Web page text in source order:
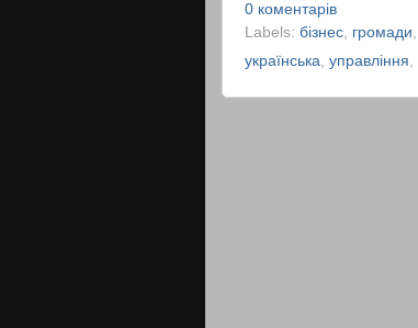
0 коментарів
Labels: бізнес, громади,
українська, управління,